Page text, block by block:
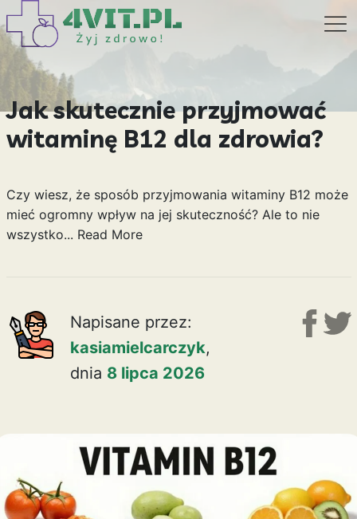
Jak skutecznie przyjmować
witaminę B12 dla zdrowia?
Czy wiesz, że sposób przyjmowania witaminy B12 może
mieć ogromny wpływ na jej skuteczność? Ale to nie
wszystko... Read More
Napisane przez:
kasiamielcarczyk,
dnia 8 lipca 2026